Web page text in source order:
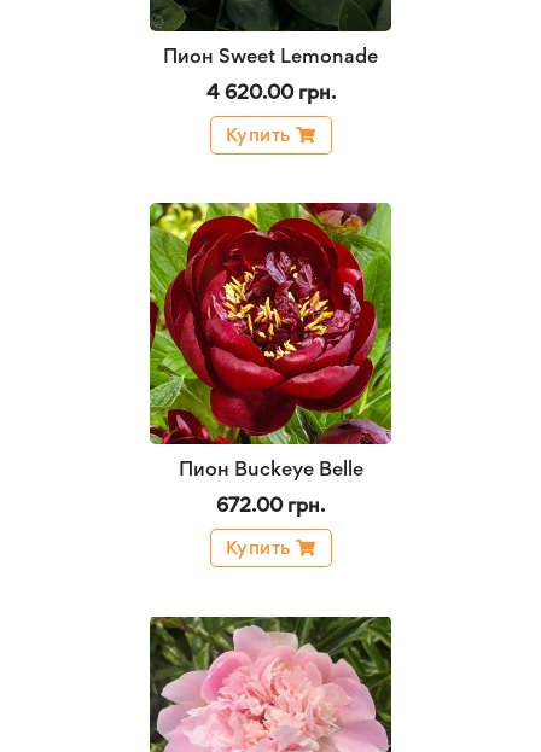
Пион Sweet Lemonade
4 620.00 грн.
Купить
Пион Buckeye Belle
672.00 грн.
Купить